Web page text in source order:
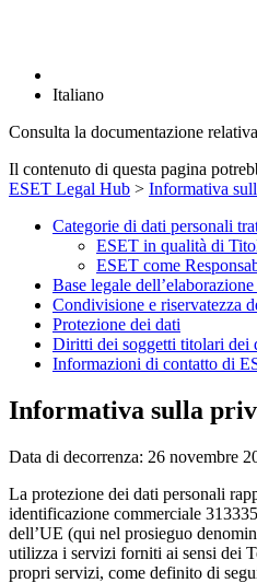
Italiano
Consulta la documentazione
Il contenuto di questa pagina
ESET Legal Hub > Informativa
Categorie di dati personali
ESET in qualità di
ESET come
Base legale
Condivisione e riservatezza
Protezione dei dati
Diritti dei soggetti titolari dei
Informazioni di contatto di
Informativa sulla
Data di decorrenza: 26 novembre
La protezione dei dati personali
identificazione commerciale
dell’UE (qui nel prosieguo
utilizza i servizi forniti ai sensi dei
propri servizi, come definito di